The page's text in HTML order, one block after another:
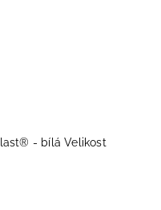
- bílá Velikost